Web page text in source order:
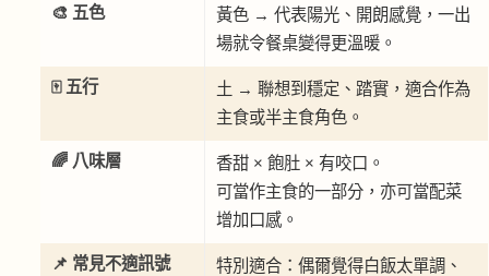
🎨 五色
黃色 → 代表陽光、開朗感覺，一出
場就令餐桌變得更溫暖。
🀄 五行
土 → 聯想到穩定、踏實，適合作為
主食或半主食角色。
🌈 八味層
香甜 × 飽肚 × 有咬口。
可當作主食的一部分，亦可當配菜
增加口感。
📌 常見不適訊號
特別適合：偶爾覺得白飯太單調、